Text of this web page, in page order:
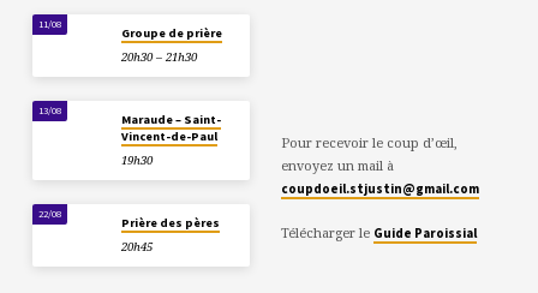
11/08
Groupe de prière
20h30 – 21h30
13/08
Maraude – Saint-
Vincent-de-Paul
19h30
22/08
Prière des pères
20h45
Pour recevoir le coup d’œil,
envoyez un mail à
coupdoeil.stjustin@gmail.com
Télécharger le Guide Paroissial